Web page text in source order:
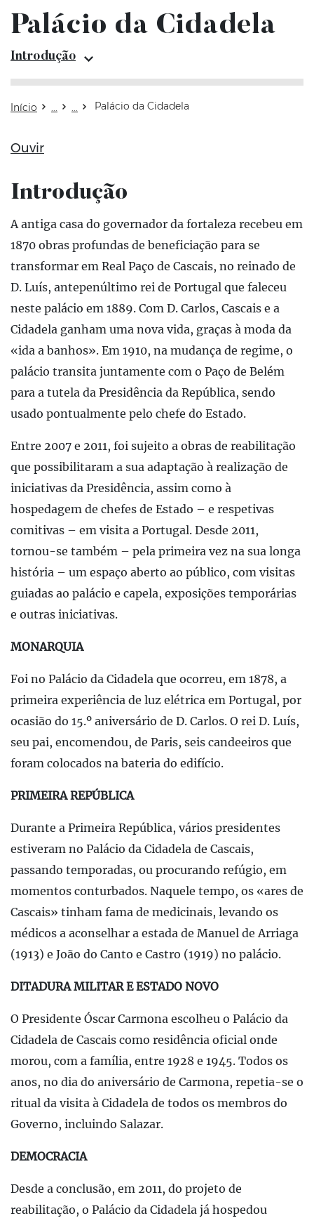
Palácio da Cidadela
Introdução
Início Palácio da Cidadela
Ouvir
Introdução
Atualizado em: 08 de março de 2021
A antiga casa do governador da fortaleza recebeu em
1870 obras profundas de beneficiação para se
transformar em Real Paço de Cascais, no reinado de
D. Luís, antepenúltimo rei de Portugal que faleceu
neste palácio em 1889. Com D. Carlos, Cascais e a
Cidadela ganham uma nova vida, graças à moda da
«ida a banhos». Em 1910, na mudança de regime, o
palácio transita juntamente com o Paço de Belém
para a tutela da Presidência da República, sendo
usado pontualmente pelo chefe do Estado.
Entre 2007 e 2011, foi sujeito a obras de reabilitação
que possibilitaram a sua adaptação à realização de
iniciativas da Presidência, assim como à
hospedagem de chefes de Estado – e respetivas
comitivas – em visita a Portugal. Desde 2011,
tornou-se também – pela primeira vez na sua longa
história – um espaço aberto ao público, com visitas
guiadas ao palácio e capela, exposições temporárias
e outras iniciativas.
MONARQUIA
Foi no Palácio da Cidadela que ocorreu, em 1878, a
primeira experiência de luz elétrica em Portugal, por
ocasião do 15.º aniversário de D. Carlos. O rei D. Luís,
seu pai, encomendou, de Paris, seis candeeiros que
foram colocados na bateria do edifício.
PRIMEIRA REPÚBLICA
Durante a Primeira República, vários presidentes
estiveram no Palácio da Cidadela de Cascais,
passando temporadas, ou procurando refúgio, em
momentos conturbados. Naquele tempo, os «ares de
Cascais» tinham fama de medicinais, levando os
médicos a aconselhar a estada de Manuel de Arriaga
(1913) e João do Canto e Castro (1919) no palácio.
DITADURA MILITAR E ESTADO NOVO
O Presidente Óscar Carmona escolheu o Palácio da
Cidadela de Cascais como residência oficial onde
morou, com a família, entre 1928 e 1945. Todos os
anos, no dia do aniversário de Carmona, repetia-se o
ritual da visita à Cidadela de todos os membros do
Governo, incluindo Salazar.
DEMOCRACIA
Desde a conclusão, em 2011, do projeto de
reabilitação, o Palácio da Cidadela já hospedou